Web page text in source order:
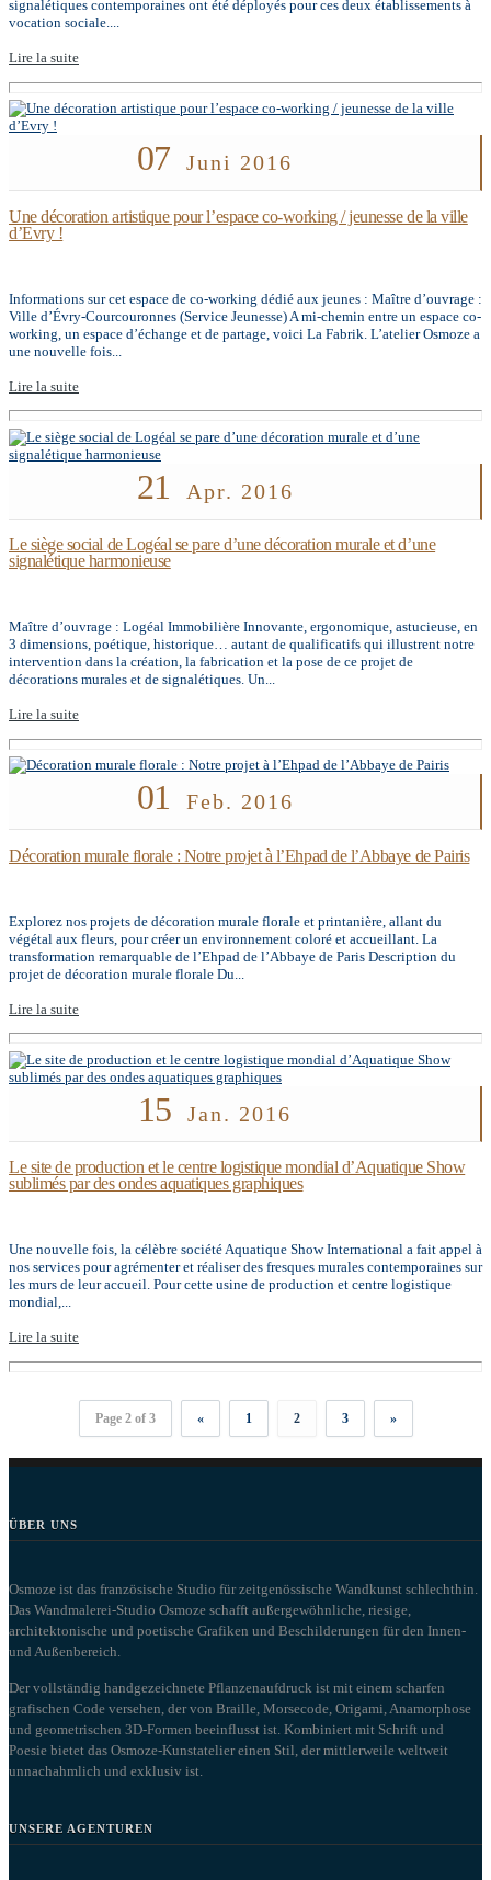
signalétiques contemporaines ont été déployés pour ces deux établissements à
vocation sociale....
Lire la suite
07 Juni 2016
Une décoration artistique pour l’espace co-working / jeunesse de la ville
d’Evry !
Informations sur cet espace de co-working dédié aux jeunes : Maître d’ouvrage :
Ville d’Évry-Courcouronnes (Service Jeunesse) A mi-chemin entre un espace co-
working, un espace d’échange et de partage, voici La Fabrik. L’atelier Osmoze a
une nouvelle fois...
Lire la suite
21 Apr. 2016
Le siège social de Logéal se pare d’une décoration murale et d’une
signalétique harmonieuse
Maître d’ouvrage : Logéal Immobilière Innovante, ergonomique, astucieuse, en
3 dimensions, poétique, historique… autant de qualificatifs qui illustrent notre
intervention dans la création, la fabrication et la pose de ce projet de
décorations murales et de signalétiques. Un...
Lire la suite
01 Feb. 2016
Décoration murale florale : Notre projet à l’Ehpad de l’Abbaye de Pairis
Explorez nos projets de décoration murale florale et printanière, allant du
végétal aux fleurs, pour créer un environnement coloré et accueillant. La
transformation remarquable de l’Ehpad de l’Abbaye de Paris Description du
projet de décoration murale florale Du...
Lire la suite
15 Jan. 2016
Le site de production et le centre logistique mondial d’Aquatique Show
sublimés par des ondes aquatiques graphiques
Une nouvelle fois, la célèbre société Aquatique Show International a fait appel à
nos services pour agrémenter et réaliser des fresques murales contemporaines sur
les murs de leur accueil. Pour cette usine de production et centre logistique
mondial,...
Lire la suite
Page 2 of 3 « 1 2 3 »
ÜBER UNS
Osmoze ist das französische Studio für zeitgenössische Wandkunst schlechthin.
Das Wandmalerei-Studio Osmoze schafft außergewöhnliche, riesige,
architektonische und poetische Grafiken und Beschilderungen für den Innen-
und Außenbereich.
Der vollständig handgezeichnete Pflanzenaufdruck ist mit einem scharfen
grafischen Code versehen, der von Braille, Morsecode, Origami, Anamorphose
und geometrischen 3D-Formen beeinflusst ist. Kombiniert mit Schrift und
Poesie bietet das Osmoze-Kunstatelier einen Stil, der mittlerweile weltweit
unnachahmlich und exklusiv ist.
UNSERE AGENTUREN